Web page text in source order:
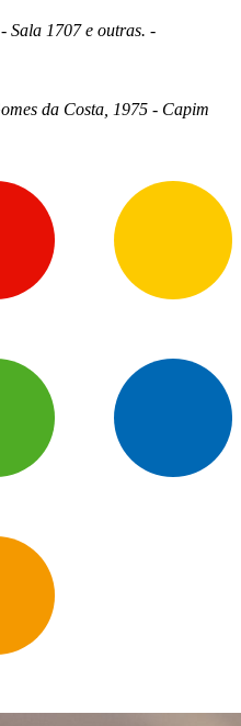
Sala 1707 e outras. -
da Costa, 1975 - Capim